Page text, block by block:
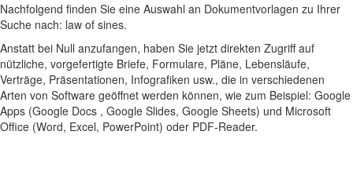
Nachfolgend finden Sie eine Auswahl an Dokumentvorlagen zu Ihrer
Suche nach: law of sines.
Anstatt bei Null anzufangen, haben Sie jetzt direkten Zugriff auf
nützliche, vorgefertigte Briefe, Formulare, Pläne, Lebensläufe,
Verträge, Präsentationen, Infografiken usw., die in verschiedenen
Arten von Software geöffnet werden können, wie zum Beispiel: Google
Apps (Google Docs , Google Slides, Google Sheets) und Microsoft
Office (Word, Excel, PowerPoint) oder PDF-Reader.